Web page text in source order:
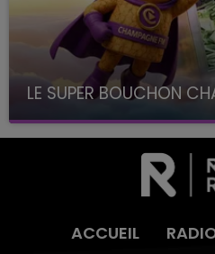
LE SUPER BOUCHON
avec La Famille
ACCUEIL